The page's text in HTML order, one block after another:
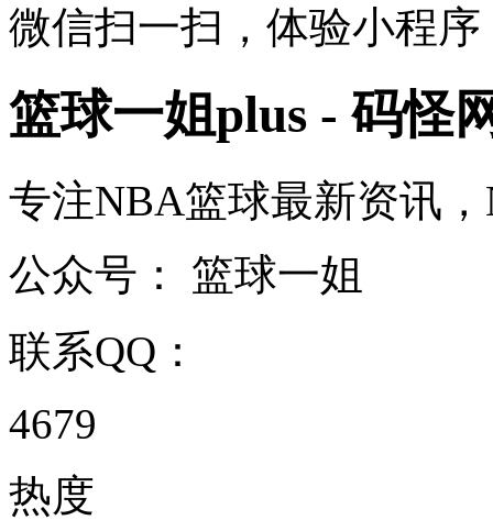
微信扫一扫，体验小程序
篮球一姐plus - 码怪
专注NBA篮球最新资讯
公众号： 篮球一姐
联系QQ：
4679
热度